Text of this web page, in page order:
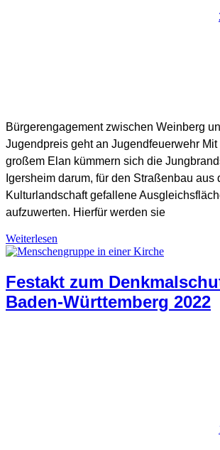
Kulturlandschaftspreis ,Preisträger KLP
Bürgerengagement zwischen Weinberg
Jugendpreis geht an Jugendfeuerwehr
großem Elan kümmern sich die
Igersheim darum, für den Straßenbau aus
Kulturlandschaft gefallene
aufzuwerten. Hierfür werden sie
Weiterlesen
Festakt zum
Baden-Württemberg 2022